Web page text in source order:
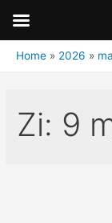
Home 2026
Zi: 9